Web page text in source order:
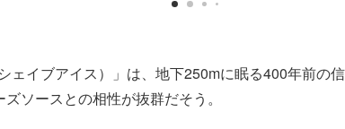
ェイブアイス）」は、地下250mに眠る400年前の
ソースとの相性が抜群だそう。